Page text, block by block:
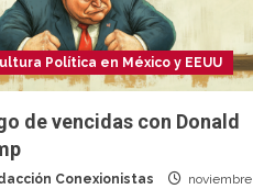
Política en México y EEUU
de vencidas con Donald
Conexionistas
noviembre